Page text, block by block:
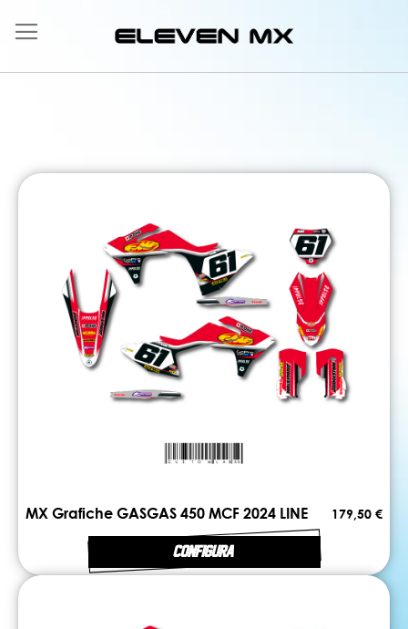
al
contenuto
MX Grafiche GASGAS 450 MCF 2024 LINE 179,50 €
CONFIGURA